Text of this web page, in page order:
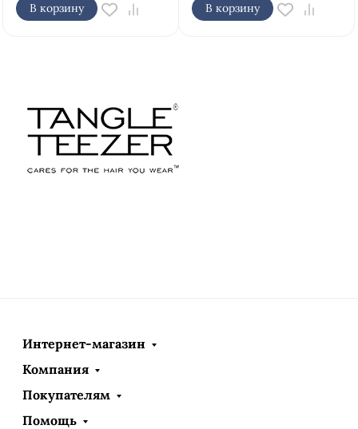
В корзину В корзину
Интернет-магазин
Компания
Покупателям
Помощь